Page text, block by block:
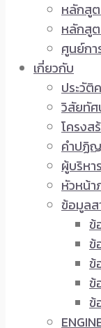
หลักสู
หลักสู
ศูนย์กา
เกี่ยวกับ
ประวัติ
วิสัยทั
โครงส
คำปฏิ
ผู้บริหาร
หัวหน้า
ข้อมูล
ข้
ข้
ข้
ข้
ข้